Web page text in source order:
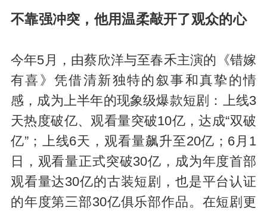
不靠强冲突，他用温柔敲开了观众的心
今年5月，由蔡欣洋与至春禾主演的《错嫁
有喜》凭借清新独特的叙事和真挚的情
感，成为上半年的现象级爆款短剧：上线3
天热度破亿、观看量突破10亿，达成“双破
亿”；上线6天，观看量飙升至20亿；6月1
日，观看量正式突破30亿，成为年度首部
观看量达30亿的古装短剧，也是平台认证
的年度第三部30亿俱乐部作品。在短剧更